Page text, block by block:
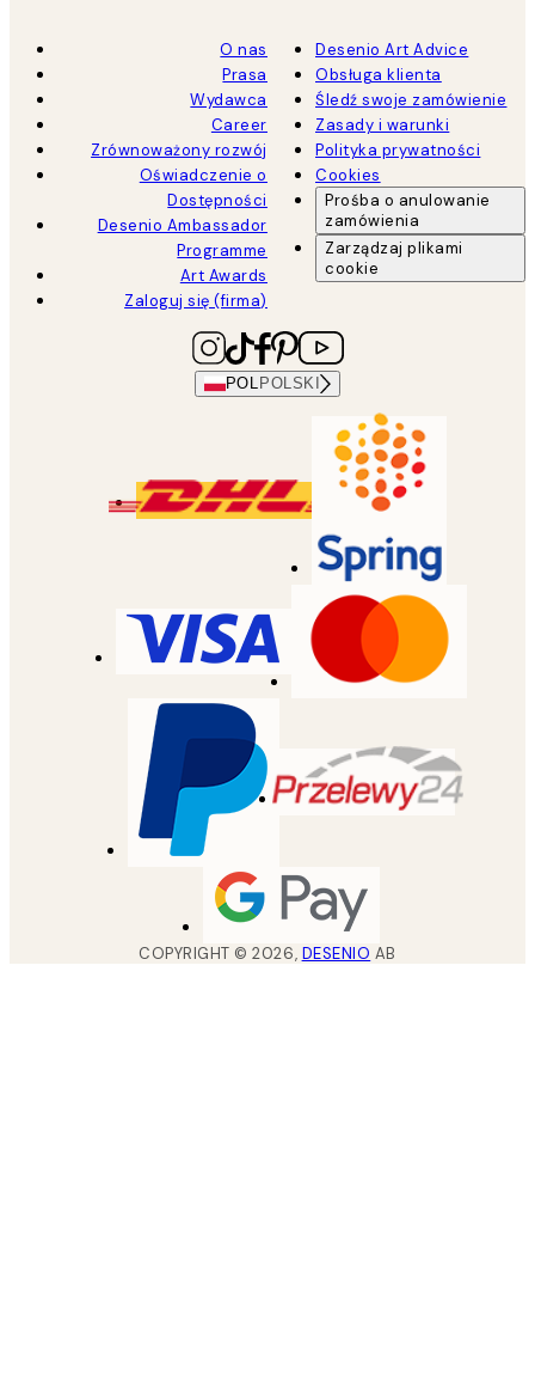
O nas
Prasa
Wydawca
Career
Zrównoważony rozwój
Oświadczenie o
Dostępności
Desenio Ambassador
Programme
Art Awards
Zaloguj się (firma)
Desenio Art Advice
Obsługa klienta
Śledź swoje zamówienie
Zasady i warunki
Polityka prywatności
Cookies
Prośba o anulowanie
zamówienia
Zarządzaj plikami
cookie
POL POLSKI
COPYRIGHT ©2026, DESENIO AB